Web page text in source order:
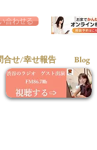
合わせる
合せ/幸せ報告 Blog